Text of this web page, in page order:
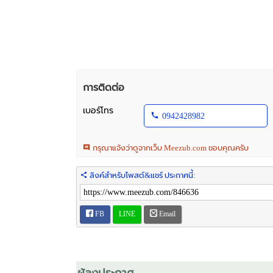
การติดต่อ
เบอร์โทร
0942428982
กรุณาแจ้งว่าดูจากเว็บ Meezub.com ขอบคุณครับ
ลิงค์สำหรับโพสต์&แชร์ ประกาศนี้:
FB LINE Email